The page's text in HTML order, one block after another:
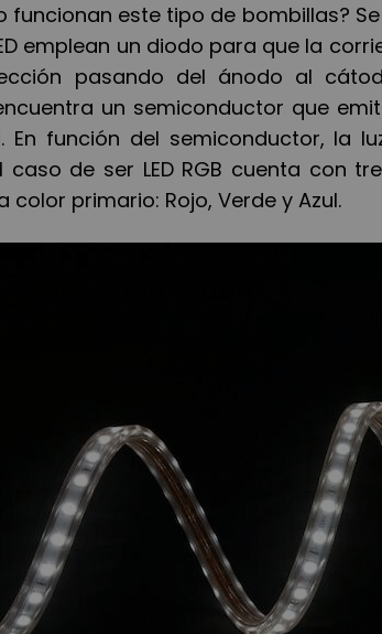
funcionan este tipo de bombillas?
emplean un diodo para que la
pasando del ánodo al
un semiconductor que
En función del semiconductor, la
de ser LED RGB cuenta con
color primario: Rojo, Verde y Azul.